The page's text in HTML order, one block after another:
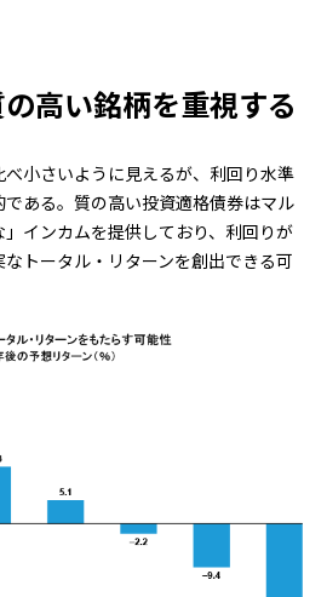
高い銘柄を重視する
小さいように見えるが、利回り水準
ある。質の高い投資適格債券はマル
インカムを提供しており、利回りが
トータル・リターンを創出できる可